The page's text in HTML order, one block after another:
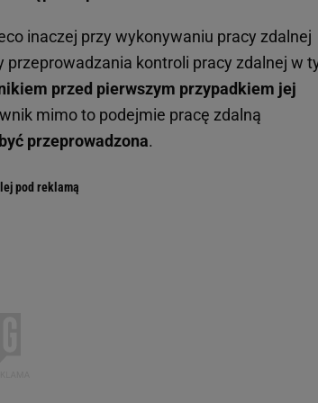
inaczej przy wykonywaniu pracy zdalnej
kontroli pracy zdalnej w
przed pierwszym przypadkiem jej
mimo to podejmie pracę zdalną
przeprowadzona.